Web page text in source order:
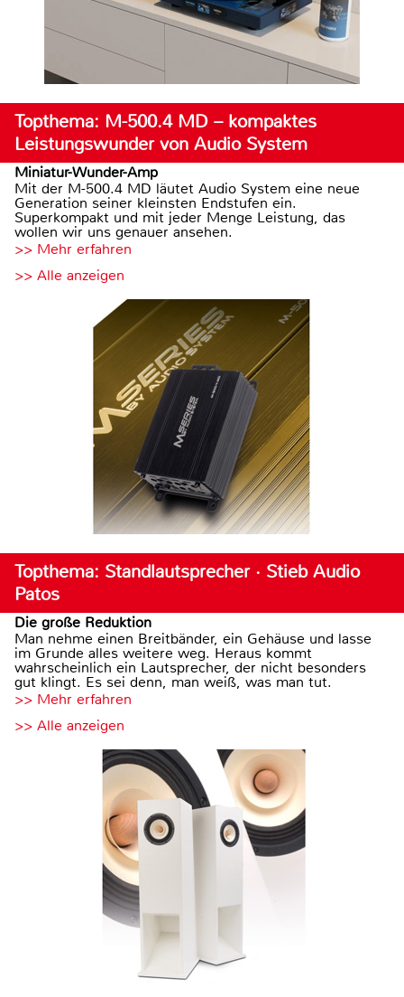
Topthema: M-500.4 MD – kompaktes
Leistungswunder von Audio System
Miniatur-Wunder-Amp
Mit der M-500.4 MD läutet Audio System eine neue
Generation seiner kleinsten Endstufen ein.
Superkompakt und mit jeder Menge Leistung, das
wollen wir uns genauer ansehen.
>> Mehr erfahren
>> Alle anzeigen
Topthema: Standlautsprecher · Stieb Audio
Patos
Die große Reduktion
Man nehme einen Breitbänder, ein Gehäuse und lasse
im Grunde alles weitere weg. Heraus kommt
wahrscheinlich ein Lautsprecher, der nicht besonders
gut klingt. Es sei denn, man weiß, was man tut.
>> Mehr erfahren
>> Alle anzeigen